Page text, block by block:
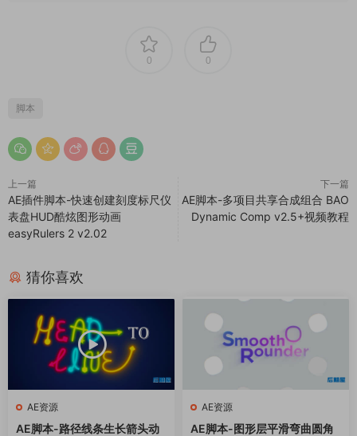
0 0
脚本
上一篇
AE插件脚本-快速创建刻度标尺仪
表盘HUD酷炫图形动画
easyRulers 2 v2.02
下一篇
AE脚本-多项目共享合成组合 BAO
Dynamic Comp v2.5+视频教程
猜你喜欢
AE资源
AE脚本-路径线条生长箭头动
AE资源
AE脚本-图形层平滑弯曲圆角